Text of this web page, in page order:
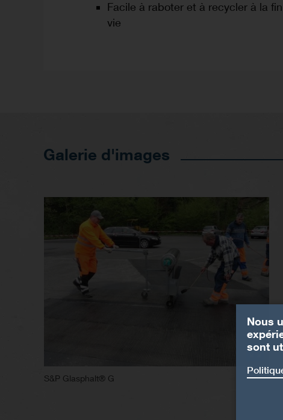
Facile à raboter et à recycler à la
vie
Galerie d'images
S&P Glasphalt® G
Nous
sont